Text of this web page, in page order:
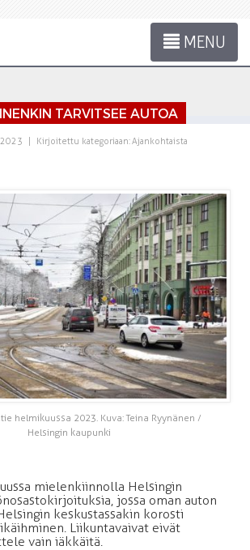
MENU
TARVITSEE AUTOA
Kirjoitettu kategoriaan:Ajankohtaista
helmikuussa 2023. Kuva: Teina Ryynänen /
Helsingin kaupunki
mielenkiinnolla Helsingin
jossa oman auton
keskustassakin korosti
Liikuntavaivat eivät
vain iäkkäitä.